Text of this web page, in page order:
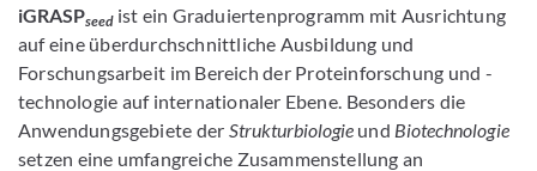
iGRASPseedist ein Graduiertenprogramm mit Ausrichtung
auf eine überdurchschnittliche Ausbildung und
Forschungsarbeit im Bereich der Proteinforschung und -
technologie auf internationaler Ebene. Besonders die
Anwendungsgebiete der Strukturbiologie und Biotechnologie
setzen eine umfangreiche Zusammenstellung an